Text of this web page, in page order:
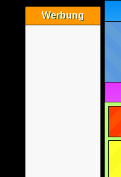
Werbung